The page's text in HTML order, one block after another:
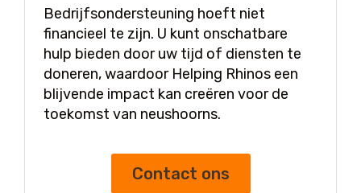
Bedrijfsondersteuning hoeft niet
financieel te zijn. U kunt onschatbare
hulp bieden door uw tijd of diensten te
doneren, waardoor Helping Rhinos een
blijvende impact kan creëren voor de
toekomst van neushoorns.
Contact ons